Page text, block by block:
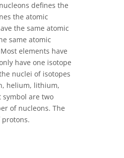
defines the
the atomic
the same atomic
same atomic
elements have
have one isotope
nuclei of isotopes
helium, lithium,
symbol are two
of nucleons. The
(CC BY 4.0) icons